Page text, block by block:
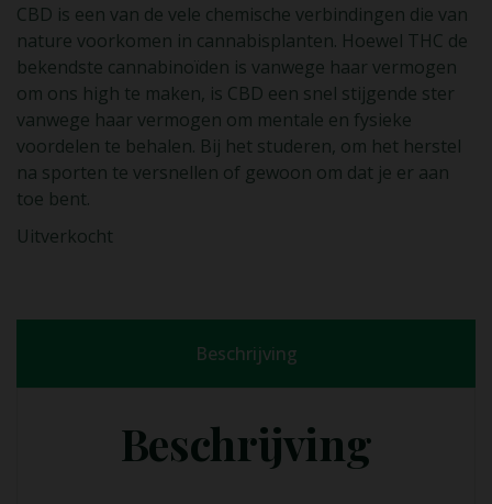
CBD is een van de vele chemische verbindingen die van
nature voorkomen in cannabisplanten. Hoewel THC de
bekendste cannabinoïden is vanwege haar vermogen
om ons high te maken, is CBD een snel stijgende ster
vanwege haar vermogen om mentale en fysieke
voordelen te behalen. Bij het studeren, om het herstel
na sporten te versnellen of gewoon om dat je er aan
toe bent.
Uitverkocht
Beschrijving
Beschrijving